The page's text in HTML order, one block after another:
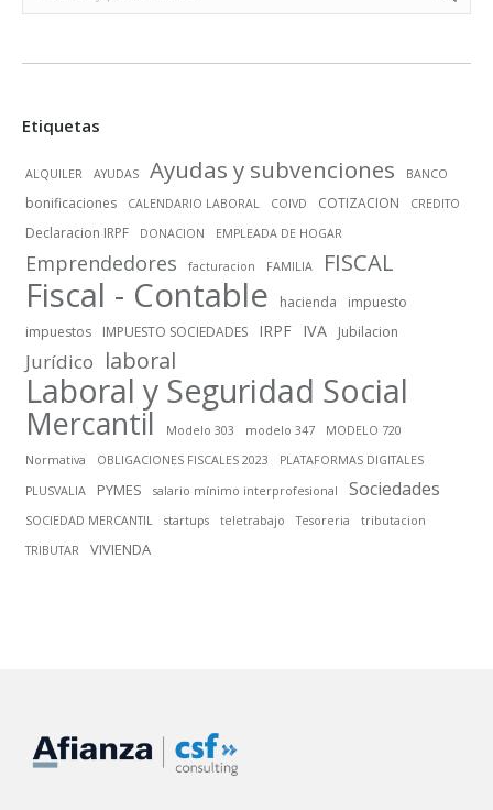
Etiquetas
ALQUILER AYUDAS Ayudas y subvenciones BANCO
bonificaciones CALENDARIO LABORAL COIVD COTIZACION CREDITO
Declaracion IRPF DONACION EMPLEADA DE HOGAR
Emprendedores facturacion FAMILIA FISCAL
Fiscal - Contable hacienda
impuesto
impuestos
IMPUESTO SOCIEDADES IRPF IVA Jubilacion
Jurídico laboral
Laboral y Seguridad Social
Mercantil Modelo 303 modelo 347
MODELO 720
Normativa
OBLIGACIONES FISCALES 2023
PLATAFORMAS DIGITALES
PLUSVALIA
PYMES salario mínimo interprofesional Sociedades
SOCIEDAD MERCANTIL startups teletrabajo Tesoreria
tributacion
TRIBUTAR
VIVIENDA